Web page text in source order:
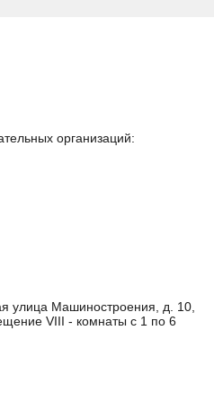
организаций:
улица Машиностроения, д. 10,
VIII - комнаты с 1 по 6